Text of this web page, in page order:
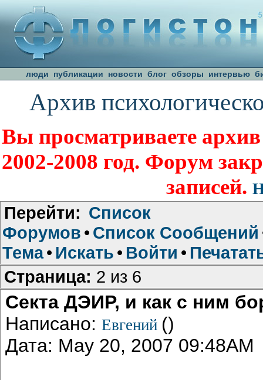
люди публикации новости блог обзоры интервью
Архив
Вы просматриваете
2002-2008 год. Форум
записей.
Перейти: Список
Форумов • Список Сообщений
Тема• Искать • Войти •
Страница: 2 из 6
Секта ДЭИР, и как с ним
Написано: Евгений ()
Дата: May 20, 2007 09:48AM